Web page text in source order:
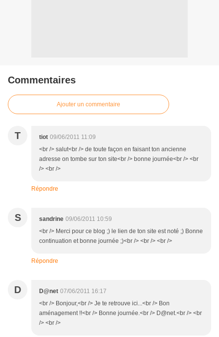
Commentaires
Ajouter un commentaire
T tiot 09/06/2011 11:09
<br /> salut<br /> de toute façon en faisant ton ancienne
adresse on tombe sur ton site<br /> bonne journée<br /> <br
/> <br />
Répondre
S sandrine 09/06/2011 10:59
<br /> Merci pour ce blog ;) le lien de ton site est noté ;) Bonne
continuation et bonne journée ;)<br /> <br /> <br />
Répondre
D D@net 07/06/2011 16:17
<br /> Bonjour,<br /> Je te retrouve ici...<br /> Bon
aménagement !!<br /> Bonne journée.<br /> D@net.<br /> <br
/> <br />